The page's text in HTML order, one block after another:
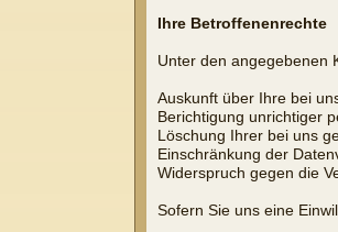
Ihre Betroffenenrechte
Unter den angegebenen
Auskunft über Ihre bei
Berichtigung unrichtiger
Löschung Ihrer bei uns
Einschränkung der
Widerspruch gegen die
Sofern Sie uns eine